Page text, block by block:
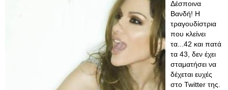
Δέσποινα
Βανδή! Η
τραγουδίστρια
που κλείνει
τα...42 και πατά
τα 43, δεν έχει
σταματήσει να
δέχεται ευχές
στο Twitter της.